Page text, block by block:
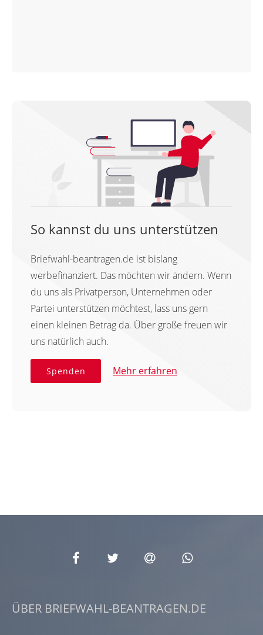
So kannst du uns unterstützen
Briefwahl-beantragen.de ist bislang
werbefinanziert. Das möchten wir ändern. Wenn
du uns als Privatperson, Unternehmen oder
Partei unterstützen möchtest, lass uns gern
einen kleinen Betrag da. Über große freuen wir
uns natürlich auch.
Spenden Mehr erfahren
ÜBER BRIEFWAHL-BEANTRAGEN.DE